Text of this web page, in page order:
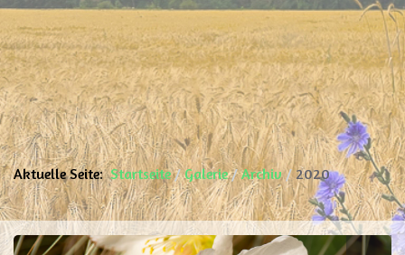
Aktuelle Seite:Startseite Galerie Archiv 2020